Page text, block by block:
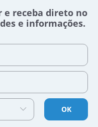
e receba direto no
e informações.
OK